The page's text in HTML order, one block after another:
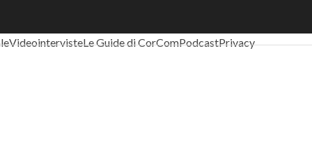
VideointervisteLe Guide di CorComPodcastPrivacy